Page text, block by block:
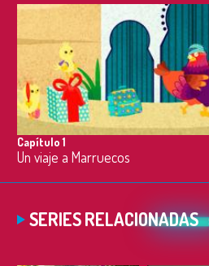
Capítulo 1
Un viaje a Marruecos
SERIES RELACIONADAS